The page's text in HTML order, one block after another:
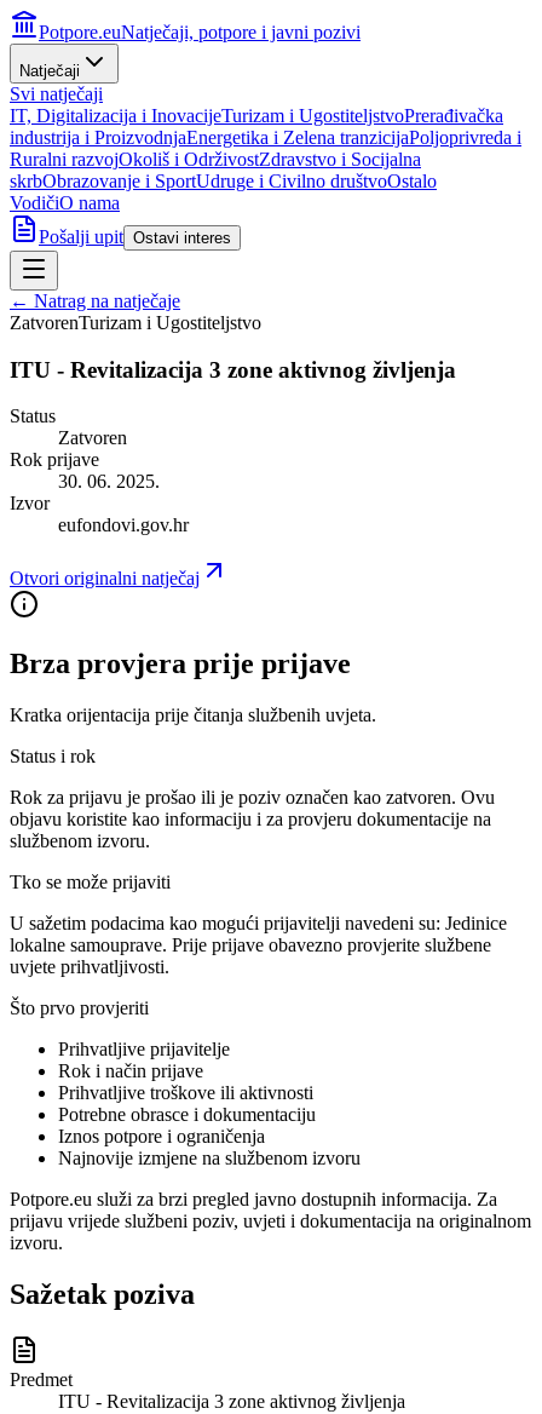
Potpore.euNatječaji, potpore i javni pozivi
Natječaji
Svi natječaji
IT, Digitalizacija i InovacijeTurizam i UgostiteljstvoPrerađivačka
industrija i ProizvodnjaEnergetika i Zelena tranzicijaPoljoprivreda i
Ruralni razvojOkoliš i OdrživostZdravstvo i Socijalna
skrbObrazovanje i SportUdruge i Civilno društvoOstalo
VodičiO nama
Pošalji upit Ostavi interes
← Natrag na natječaje
ZatvorenTurizam i Ugostiteljstvo
ITU - Revitalizacija 3 zone aktivnog življenja
Status
Zatvoren
Rok prijave
30. 06. 2025.
Izvor
eufondovi.gov.hr
Otvori originalni natječaj
Brza provjera prije prijave
Kratka orijentacija prije čitanja službenih uvjeta.
Status i rok
Rok za prijavu je prošao ili je poziv označen kao zatvoren. Ovu
objavu koristite kao informaciju i za provjeru dokumentacije na
službenom izvoru.
Tko se može prijaviti
U sažetim podacima kao mogući prijavitelji navedeni su: Jedinice
lokalne samouprave. Prije prijave obavezno provjerite službene
uvjete prihvatljivosti.
Što prvo provjeriti
Prihvatljive prijavitelje
Rok i način prijave
Prihvatljive troškove ili aktivnosti
Potrebne obrasce i dokumentaciju
Iznos potpore i ograničenja
Najnovije izmjene na službenom izvoru
Potpore.eu služi za brzi pregled javno dostupnih informacija. Za
prijavu vrijede službeni poziv, uvjeti i dokumentacija na originalnom
izvoru.
Sažetak poziva
Predmet
ITU - Revitalizacija 3 zone aktivnog življenja